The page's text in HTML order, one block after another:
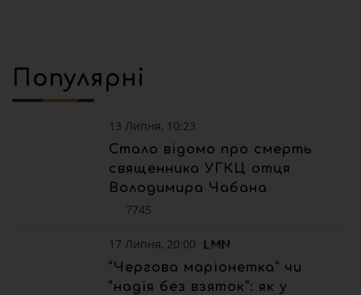
Популярні
13 Липня, 10:23
Стало відомо про смерть
священника УГКЦ отця
Володимира Чабана
7745
17 Липня, 20:00
“Чергова маріонетка” чи
“надія без взяток”: як у